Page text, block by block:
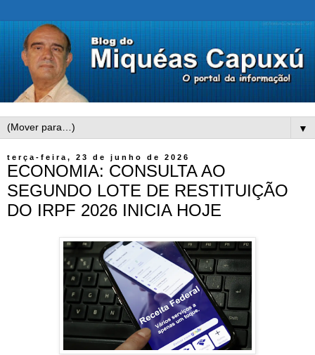
▼
terça-feira, 23 de junho de 2026
ECONOMIA: CONSULTA AO
SEGUNDO LOTE DE RESTITUIÇÃO
DO IRPF 2026 INICIA HOJE